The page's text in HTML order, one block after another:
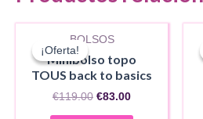
TOUS
Puffy
bear
cantidad
¡Oferta!
¡Oferta!
BOLSOS
Minibolso topo
TOUS back to basics
€119.00 El
€83.00El